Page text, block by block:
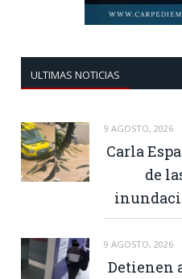
ULTIMAS NOTICIAS
9 AGOSTO, 2026
Carla
de
9 AGOSTO, 2026
Detienen